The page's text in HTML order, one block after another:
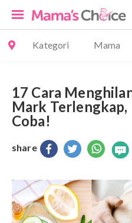
Kategori Mama
17 Cara
Mark Terlengkap,
Coba!
share